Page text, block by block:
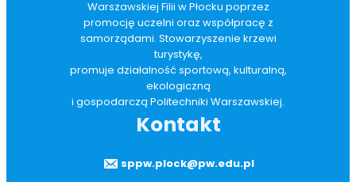
Warszawskiej Filii w Płocku poprzez
promocję uczelni oraz współpracę z
samorządami. Stowarzyszenie krzewi
turystykę,
promuje działalność sportową, kulturalną,
ekologiczną
i gospodarczą Politechniki Warszawskiej.
Kontakt
sppw.plock@pw.edu.pl